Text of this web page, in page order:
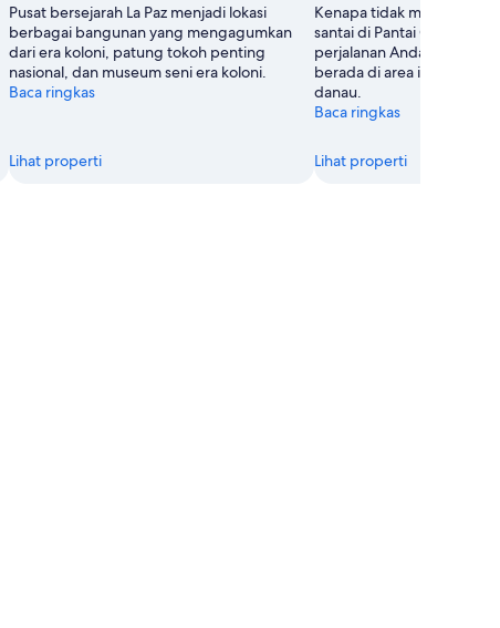
Pusat bersejarah La Paz menjadi lokasi
berbagai bangunan yang mengagumkan
dari era koloni, patung tokoh penting
nasional, dan museum seni era koloni.
Baca ringkas
Lihat properti
Kenapa tidak
santai di Pantai
perjalanan Anda di
berada di area ini,
danau.
Baca ringkas
Lihat properti